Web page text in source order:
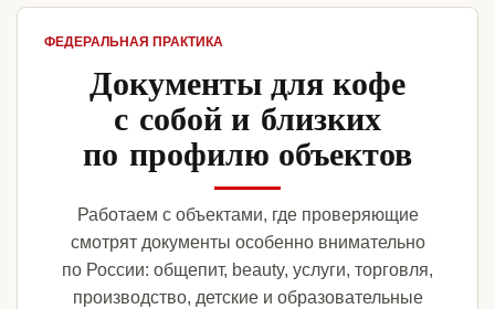
ФЕДЕРАЛЬНАЯ ПРАКТИКА
Документы для кофе
с собой и близких
по профилю объектов
Работаем с объектами, где проверяющие
смотрят документы особенно внимательно
по России: общепит, beauty, услуги, торговля,
производство, детские и образовательные